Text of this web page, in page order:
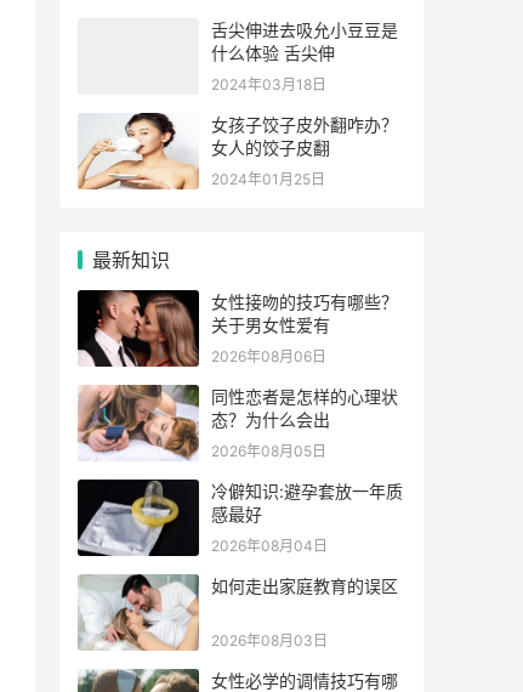
舌尖伸进去吸允小豆豆是
什么体验 舌尖伸
2024年03月18日
女孩子饺子皮外翻咋办？
女人的饺子皮翻
2024年01月25日
最新知识
女性接吻的技巧有哪些？
关于男女性爱有
2026年08月06日
同性恋者是怎样的心理状
态？为什么会出
2026年08月05日
冷僻知识:避孕套放一年质
感最好
2026年08月04日
如何走出家庭教育的误区
2026年08月03日
女性必学的调情技巧有哪